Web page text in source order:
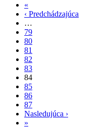
Stránkovanie
«
strana
‹ Predchádzajúca
…
79
80
81
82
83
84
85
86
87
Nasledujúca ›
»